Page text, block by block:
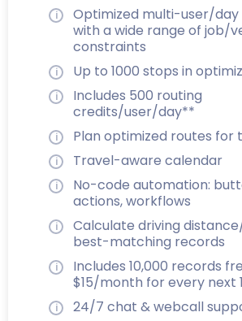
Optimized multi-user/day
with a wide range of job/
constraints
Up to 1000 stops in
Includes 500 routing
credits/user/day**
Plan optimized routes for
Travel-aware calendar
No-code automation:
actions, workflows
Calculate driving
best-matching records
Includes 10,000 records
$15/month for every next
24/7 chat & webcall